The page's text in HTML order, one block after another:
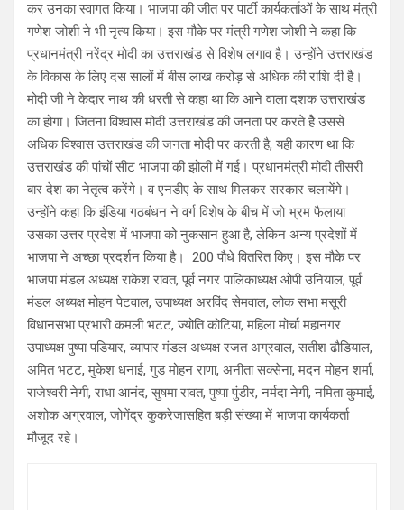
कर उनका स्वागत किया। भाजपा की जीत पर पार्टी कार्यकर्ताओं के साथ मंत्री
गणेश जोशी ने भी नृत्य किया। इस मौके पर मंत्री गणेश जोशी ने कहा कि
प्रधानमंत्री नरेंद्र मोदी का उत्तराखंड से विशेष लगाव है। उन्होंने उत्तराखंड
के विकास के लिए दस सालों में बीस लाख करोड़ से अधिक की राशि दी है।
मोदी जी ने केदार नाथ की धरती से कहा था कि आने वाला दशक उत्तराखंड
का होगा। जितना विश्वास मोदी उत्तराखंड की जनता पर करते हेै उससे
अधिक विश्वास उत्तराखंड की जनता मोदी पर करती है, यही कारण था कि
उत्तराखंड की पांचों सीट भाजपा की झोली में गई। प्रधानमंत्री मोदी तीसरी
बार देश का नेतृत्व करेंगे। व एनडीए के साथ मिलकर सरकार चलायेंगे।
उन्होंने कहा कि इंडिया गठबंधन ने वर्ग विशेष के बीच में जो भ्रम फैलाया
उसका उत्तर प्रदेश में भाजपा को नुकसान हुआ है, लेकिन अन्य प्रदेशों में
भाजपा ने अच्छा प्रदर्शन किया है। 200 पौधे वितरित किए। इस मौके पर
भाजपा मंडल अध्यक्ष राकेश रावत, पूर्व नगर पालिकाध्यक्ष ओपी उनियाल, पूर्व
मंडल अध्यक्ष मोहन पेटवाल, उपाध्यक्ष अरविंद सेमवाल, लोक सभा मसूरी
विधानसभा प्रभारी कमली भटट, ज्योति कोटिया, महिला मोर्चा महानगर
उपाध्यक्ष पुष्पा पडियार, व्यापार मंडल अध्यक्ष रजत अग्रवाल, सतीश ढौडियाल,
अमित भटट, मुकेश धनाई, गुड मोहन राणा, अनीता सक्सेना, मदन मोहन शर्मा,
राजेश्वरी नेगी, राधा आनंद, सुषमा रावत, पुष्पा पुंडीर, नर्मदा नेगी, नमिता कुमाई,
अशोक अग्रवाल, जोगेंद्र कुकरेजासहित बड़ी संख्या में भाजपा कार्यकर्ता
मौजूद रहे।